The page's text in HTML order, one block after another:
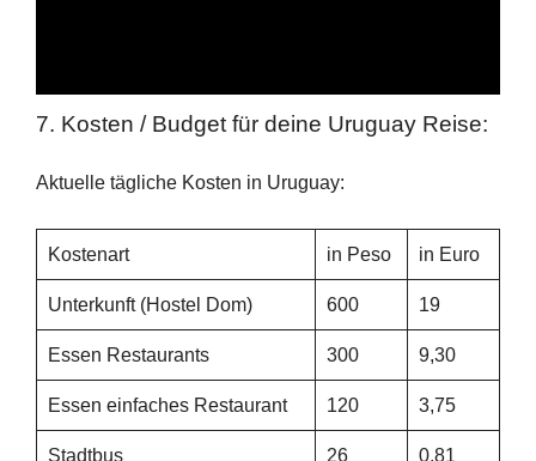
7. Kosten / Budget für deine Uruguay Reise:
Aktuelle tägliche Kosten in Uruguay:
Kostenart in Peso in Euro
Unterkunft (Hostel Dom) 600 19
Essen Restaurants 300 9,30
Essen einfaches Restaurant 120 3,75
Stadtbus 26 0,81